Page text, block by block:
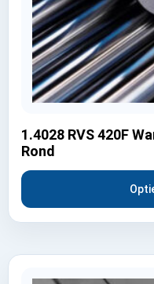
1.4028 RVS 420F
Rond